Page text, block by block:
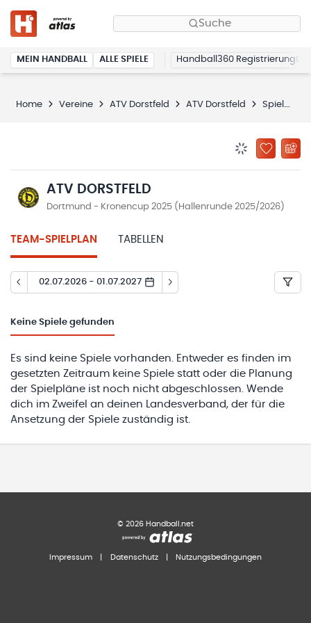
Suche
MEIN HANDBALL ALLE SPIELE Handball360 Registrierung
Home Vereine ATV Dorstfeld ATV Dorstfeld Spielplan
ZU
ATV DORSTFELD
Dortmund - Kronencup 2025 (Hallenrunde 2025/2026)
TEAM-SPIELPLAN TABELLEN
02.07.2026 - 01.07.2027
Keine Spiele gefunden
Es sind keine Spiele vorhanden. Entweder es finden im
gesetzten Zeitraum keine Spiele statt oder die Planung
der Spielpläne ist noch nicht abgeschlossen. Wende
dich im Zweifel an deinen Landesverband, der für die
Ansetzung der Spiele zuständig ist.
© 2026 Handball.net
Impressum Datenschutz Nutzungsbedingungen